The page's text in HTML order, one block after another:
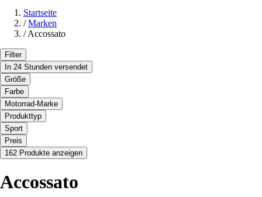
Startseite
/ Marken
/ Accossato
Filter
In 24 Stunden versendet
Größe
Farbe
Motorrad-Marke
Produkttyp
Sport
Preis
162 Produkte anzeigen
Accossato